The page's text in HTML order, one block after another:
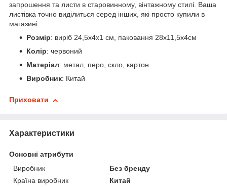
запрошення та листи в старовинному, вінтажному стилі. Ваша
листівка точно виділиться серед інших, які просто купили в
магазині.
Розмір: виріб 24,5х4х1 см, паковання 28х11,5х4см
Колір: червоний
Матеріал: метал, перо, скло, картон
Виробник: Китай
Приховати
Характеристики
Основні атрибути
Виробник
Без бренду
Країна виробник
Китай